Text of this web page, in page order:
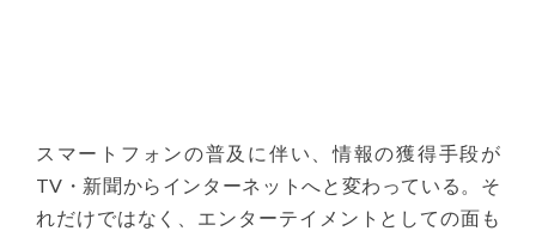
スマートフォンの普及に伴い、情報の獲得手段が
TV・新聞からインターネットへと変わっている。そ
れだけではなく、エンターテイメントとしての面も